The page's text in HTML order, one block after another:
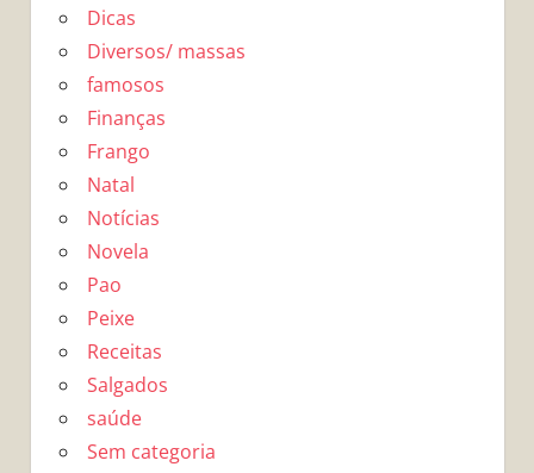
Dicas
Diversos/ massas
famosos
Finanças
Frango
Natal
Notícias
Novela
Pao
Peixe
Receitas
Salgados
saúde
Sem categoria